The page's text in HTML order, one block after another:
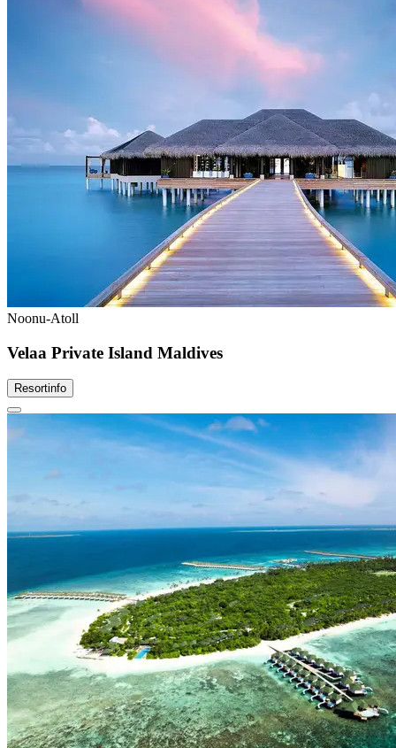
Noonu-Atoll
Velaa Private Island Maldives
Resortinfo